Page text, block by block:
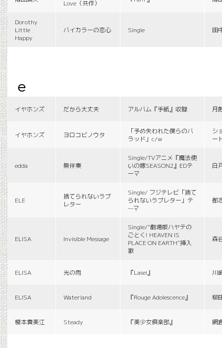
Love（共作）
Dorothy
Little
Happy
バイカラーの恋心 Single 田
e
イヤホンズ だから大丈夫 アルバム『手紙』収録 月
イヤホンズ ヨロコビノウタ
「予め失われた僕らのバ
ラッド」c/w
シ
ー
edda 無伴奏
Single/TVアニメ『魔法使
いの嫁SEASON2』EDテ
ーマ
白
ELE
捨てられないラブ
レター
Single/ フジテレビ「捨て
られないラブレター」テ
—マ
都
ELISA Invisible Message
Single/“劇場版ハヤテの
ごとく! HEAVEN IS
PLACE ON EARTH”挿入
歌
森
ELISA 光の雨 『Lasei』 川
ELISA Waterland 『Rouge Adolescence』 柳
榎本貴美江 Steady 『美少女倶楽部』 網